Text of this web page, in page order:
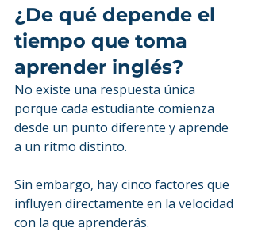
¿De qué depende el
tiempo que toma
aprender inglés?
No existe una respuesta única
porque cada estudiante comienza
desde un punto diferente y aprende
a un ritmo distinto.
Sin embargo, hay cinco factores que
influyen directamente en la velocidad
con la que aprenderás.